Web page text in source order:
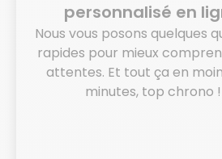
personnalisé en
Nous vous posons quelques
rapides pour mieux
attentes. Et tout ça en
minutes, top chrono !